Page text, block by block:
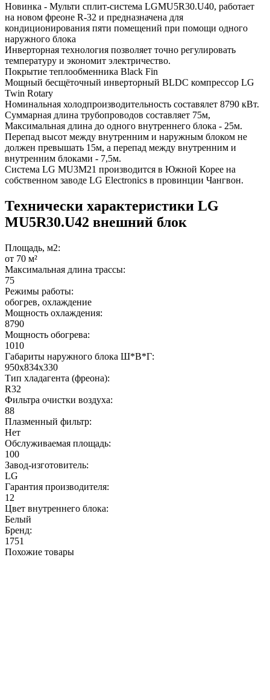
Новинка - Мульти сплит-система LGMU5R30.U40, работает
на новом фреоне R-32 и предназначена для
кондиционирования пяти помещений при помощи одного
наружного блока
Инверторная технология позволяет точно регулировать
температуру и экономит электричество.
Покрытие теплообменника Black Fin
Мощный бесщёточный инверторный BLDC компрессор LG
Twin Rotary
Номинальная холодпроизводительность составялет 8790 кВт.
Суммарная длина трубопроводов составляет 75м,
Максимальная длина до одного внутреннего блока - 25м.
Перепад высот между внутренним и наружным блоком не
должен превышать 15м, а перепад между внутренним и
внутренним блоками - 7,5м.
Система LG MU3M21 производится в Южной Корее на
собственном заводе LG Electronics в провинции Чангвон.
Технически характеристики LG
MU5R30.U42 внешний блок
Площадь, м2:
от 70 м²
Максимальная длина трассы:
75
Режимы работы:
обогрев, охлаждение
Мощность охлаждения:
8790
Мощность обогрева:
1010
Габариты наружного блока Ш*В*Г:
950х834х330
Тип хладагента (фреона):
R32
Фильтра очистки воздуха:
88
Плазменный фильтр:
Нет
Обслуживаемая площадь:
100
Завод-изготовитель:
LG
Гарантия производителя:
12
Цвет внутреннего блока:
Белый
Бренд:
1751
Похожие товары